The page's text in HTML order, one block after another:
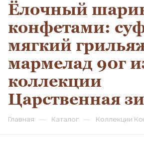
Ёлочный
конфетами:
мягкий
мармелад 90г
коллекции
Царственная
Главная — Каталог — Коллекции